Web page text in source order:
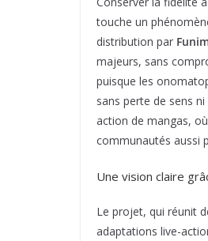
touche un
distribution par
majeurs, sans
puisque les
sans perte de sens
action de mangas,
communautés aussi
Une vision claire
Le projet, qui réunit
adaptations live-